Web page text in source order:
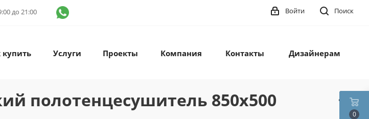
до 21:00 Поиск
Войти
купить Услуги Проекты Компания Контакты Дизайнерам
полотенцесушитель 850х500
0